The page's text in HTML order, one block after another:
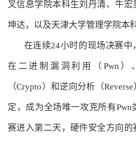
叉信息学院本科生刘丹清、牛
坤达，以及天津大学管理学院本
在连续24小时的现场决赛中
在二进制漏洞利用（Pwn）
（Crypto）和逆向分析（
定，成为全场唯一攻克所有
赛进入第二天，硬件安全方向